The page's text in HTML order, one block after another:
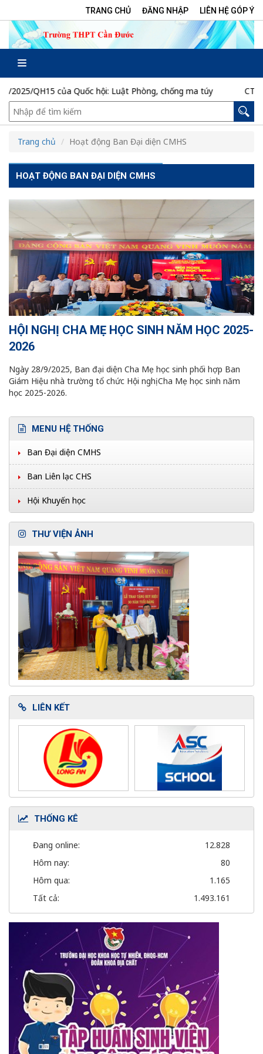
TRANG CHỦ ĐĂNG NHẬP LIÊN HỆ GÓP Ý
QH15 của Quốc hội: Luật Phòng, chống ma túy CTr/
Trang chủ Hoạt động Ban Đại diện CMHS
HOẠT ĐỘNG BAN ĐẠI DIỆN CMHS
HỘI NGHỊ CHA MẸ HỌC SINH NĂM HỌC 2025-
2026
Ngày 28/9/2025, Ban đại diện Cha Mẹ học sinh phối hợp Ban
Giám Hiệu nhà trường tổ chức Hội nghị Cha Mẹ học sinh năm
học 2025-2026.
MENU HỆ THỐNG
Ban Đại diện CMHS
Ban Liên lạc CHS
Hội Khuyến học
THƯ VIỆN ẢNH
LIÊN KẾT
THỐNG KÊ
Đang online:
12.828
Hôm nay:
80
Hôm qua:
1.165
Tất cả:
1.493.161